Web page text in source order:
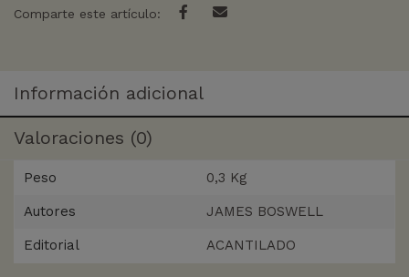
Comparte este artículo:
Información adicional
Valoraciones (0)
Peso 0,3 Kg
Autores JAMES BOSWELL
Editorial ACANTILADO